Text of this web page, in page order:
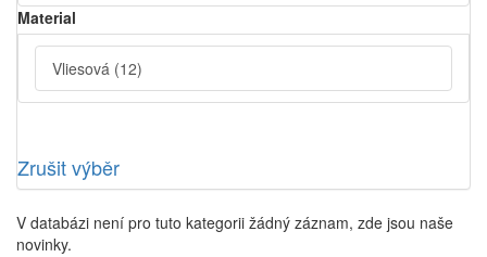
Material
Vliesová (12)
Zrušit výběr
V databázi není pro tuto kategorii žádný záznam, zde jsou naše
novinky.